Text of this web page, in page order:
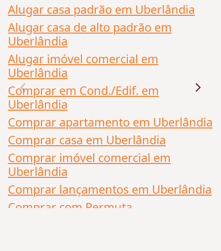
Alugar casa padrão em Uberlândia
Alugar casa de alto padrão em
Uberlândia
Alugar imóvel comercial em
Uberlândia
Comprar em Cond./Edif. em
Uberlândia
Comprar apartamento em Uberlândia
Comprar casa em Uberlândia
Comprar imóvel comercial em
Uberlândia
Comprar lançamentos em Uberlândia
Comprar com Permuta